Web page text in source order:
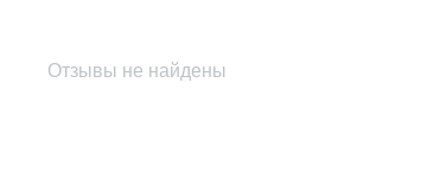
Отзывы не найдены